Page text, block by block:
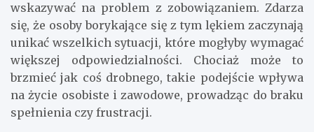
wskazywać na problem z zobowiązaniem. Zdarza
się, że osoby borykające się z tym lękiem zaczynają
unikać wszelkich sytuacji, które mogłyby wymagać
większej odpowiedzialności. Chociaż może to
brzmieć jak coś drobnego, takie podejście wpływa
na życie osobiste i zawodowe, prowadząc do braku
spełnienia czy frustracji.